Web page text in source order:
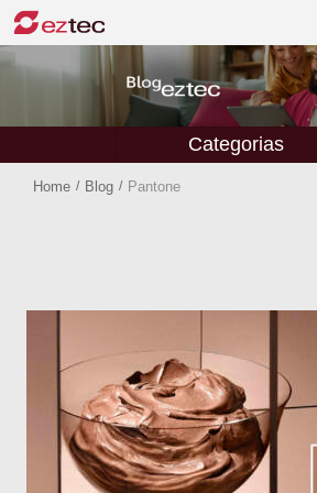
Categorias
Home / Blog / Pantone